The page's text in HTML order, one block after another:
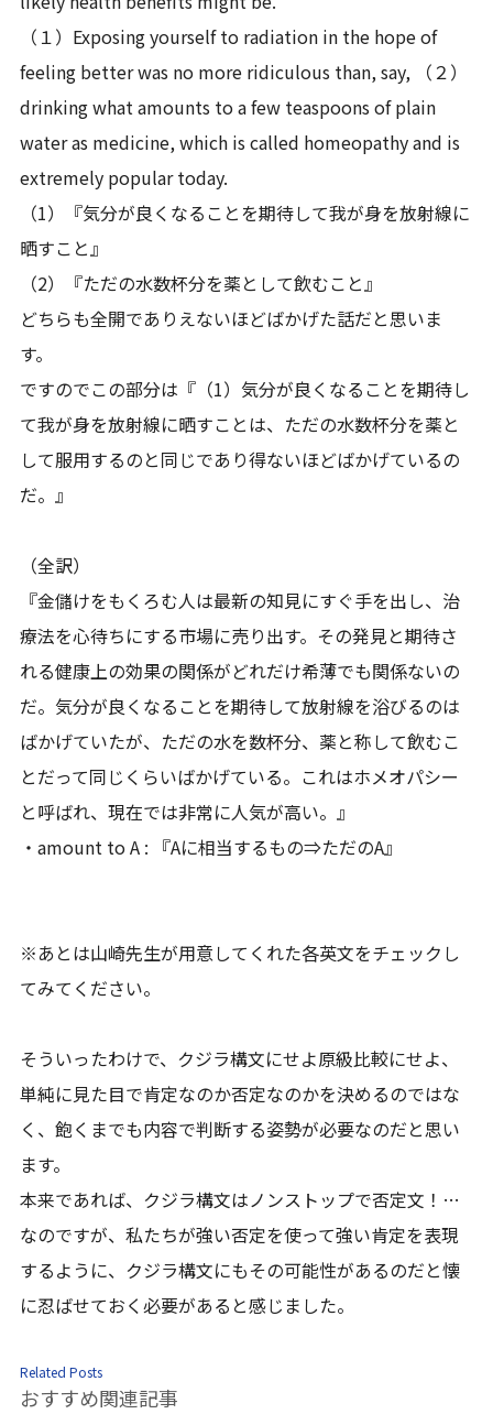
（１）Exposing yourself to radiation in the hope of
feeling better was no more ridiculous than, say, （２）
drinking what amounts to a few teaspoons of plain
water as medicine, which is called homeopathy and is
extremely popular today.
（1）『気分が良くなることを期待して我が身を放射線に
晒すこと』
（2）『ただの水数杯分を薬として飲むこと』
どちらも全開でありえないほどばかげた話だと思いま
す。
ですのでこの部分は『（1）気分が良くなることを期待し
て我が身を放射線に晒すことは、ただの水数杯分を薬と
して服用するのと同じであり得ないほどばかげているの
だ。』
（全訳）
『金儲けをもくろむ人は最新の知見にすぐ手を出し、治
療法を心待ちにする市場に売り出す。その発見と期待さ
れる健康上の効果の関係がどれだけ希薄でも関係ないの
だ。気分が良くなることを期待して放射線を浴びるのは
ばかげていたが、ただの水を数杯分、薬と称して飲むこ
とだって同じくらいばかげている。これはホメオパシー
と呼ばれ、現在では非常に人気が高い。』
・amount to A : 『Aに相当するもの⇒ただのA』
※あとは山崎先生が用意してくれた各英文をチェックし
てみてください。
そういったわけで、クジラ構文にせよ原級比較にせよ、
単純に見た目で肯定なのか否定なのかを決めるのではな
く、飽くまでも内容で判断する姿勢が必要なのだと思い
ます。
本来であれば、クジラ構文はノンストップで否定文！…
なのですが、私たちが強い否定を使って強い肯定を表現
するように、クジラ構文にもその可能性があるのだと懐
に忍ばせておく必要があると感じました。
Related Posts
おすすめ関連記事